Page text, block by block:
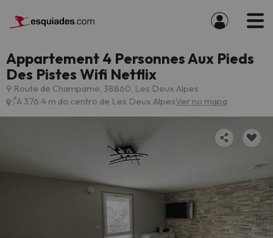
Appartement 4 Personnes Aux Pieds
Des Pistes Wifi Netflix
9 Route de Champame, 38860, Les Deux Alpes
A 376.4 m do centro de Les Deux AlpesVer no mapa